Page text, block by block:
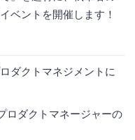
ベントを開催します！
ダクトマネジメントに
ロダクトマネージャーの